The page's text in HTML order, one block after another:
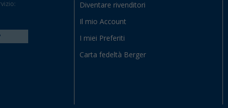
Diventare rivenditori
Il mio Account
I miei Preferiti
Carta fedeltà Berger